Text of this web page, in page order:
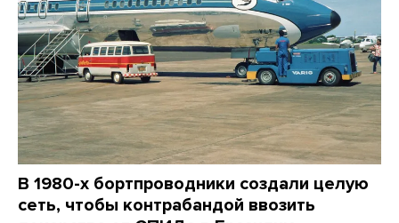
В 1980-х бортпроводники создали целую
сеть, чтобы контрабандой ввозить